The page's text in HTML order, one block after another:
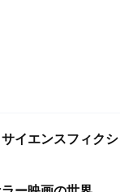
サイエンスフィク